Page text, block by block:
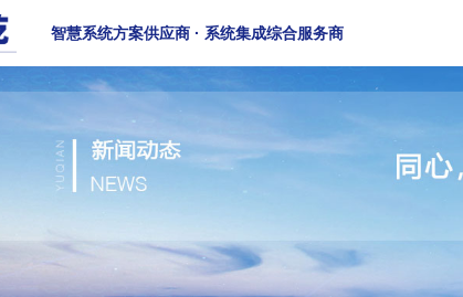
智慧系统方案供应商 · 系统集成综合服务商